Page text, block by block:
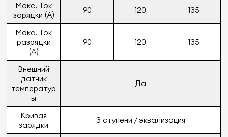
Макс. Ток
зарядки (A)
90 120 135
Макс. Ток
разрядки
(A)
90 120 135
Внешний
датчик
температур
ы
Да
Кривая
зарядки
3 ступени / эквализация